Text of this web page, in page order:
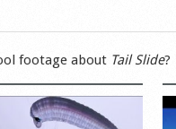
footage about Tail Slide?